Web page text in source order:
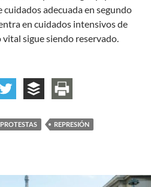
adecuada en segundo
en cuidados intensivos de
sigue siendo reservado.
de prensa sobre S., un camarada
PROTESTAS
REPRESIÓN